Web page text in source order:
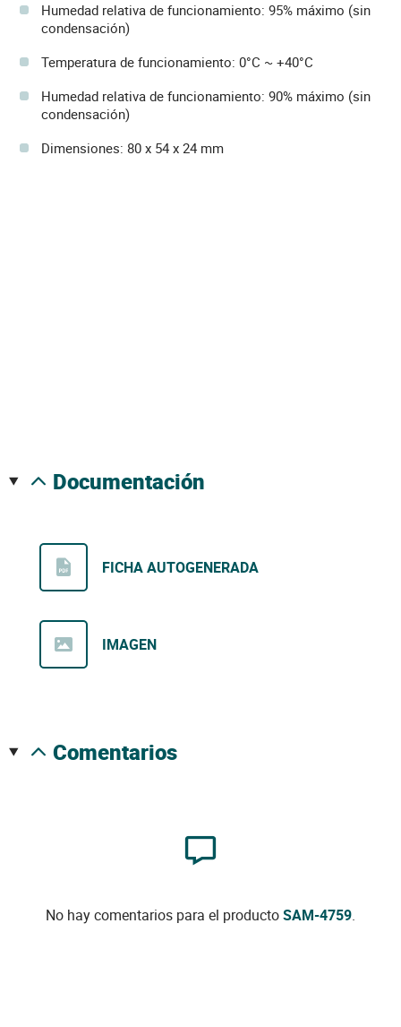
Humedad relativa de funcionamiento: 95% máximo (sin
condensación)
Temperatura de funcionamiento: 0°C ~ +40°C
Humedad relativa de funcionamiento: 90% máximo (sin
condensación)
Dimensiones: 80 x 54 x 24 mm
documentación
FICHA AUTOGENERADA
IMAGEN
comentarios
No hay comentarios para el productoSAM-4759.